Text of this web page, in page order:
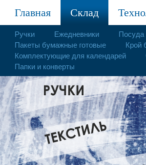
Главная Склад
Ручки Ежедневники Посуда
Пакеты бумажные готовые
Крой
Комплектующие для календарей
Папки и конверты